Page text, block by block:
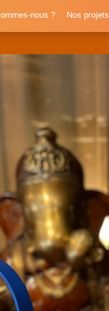
nous ? Nos projets